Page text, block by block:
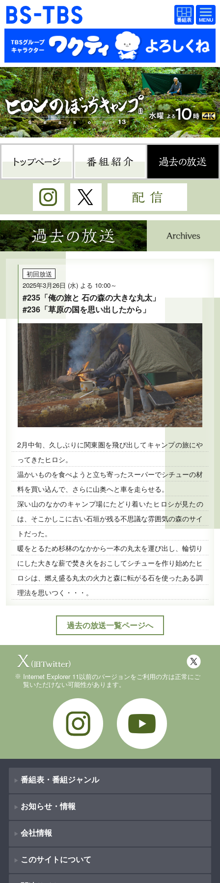
BS-TBS
番組
表
BS-TBS
番組
表
ドラマ 映画
紀行 報道
教養 スポーツ
音楽 エンタメ
アニメ ファンクラブ
検索
視聴方法 4K放送
イベント ショッピング
公式SNS プレゼント
ご意見・ご感想 会社情報
Instagram Twitter
過去の放送
初回放送
2025年3月26日 (水) よる 10:00～
#235「俺の旅と 石の森の大きな丸太」
#236「草原の国を思い出したから」
2月中旬、久しぶりに関東圏を飛び出してキャンプの旅にや
ってきたヒロシ。
温かいものを食べようと立ち寄ったスーパーでシチューの材
料を買い込んで、さらに山奥へと車を走らせる。
深い山のなかのキャンプ場にたどり着いたヒロシが見たの
は、そこかしこに古い石垣が残る不思議な雰囲気の森のサイ
トだった。
暖をとるため杉林のなかから一本の丸太を運び出し、輪切り
にした大きな薪で焚き火をおこしてシチューを作り始めたヒ
ロシは、燃え盛る丸太の火力と森に転がる石を使ったある調
理法を思いつく・・・。
過去の放送一覧ページへ
Internet Explorer 11以前のバージョンをご利用の方は正常にご
覧いただけない可能性があります。
Instagram
番組表・番組ジャンル
番組表
番組ジャンル
ドラマ
映画
お知らせ・情報
新着情報
お知らせ
会社情報
会社概要
（Company Information）
このサイトについて